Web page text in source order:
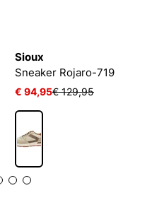
Sioux
Sneaker Rojaro-719
€ 94,95€ 129,95